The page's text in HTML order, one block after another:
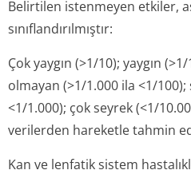
Belirtilen istenmeyen etkiler,
sınıflandırılmıştır:
Çok yaygın (>1/10); yaygın
olmayan (>1/1.000 ila <1/
<1/1.000); çok seyrek (<1/
verilerden hareketle tahmin
Kan ve lenfatik sistem